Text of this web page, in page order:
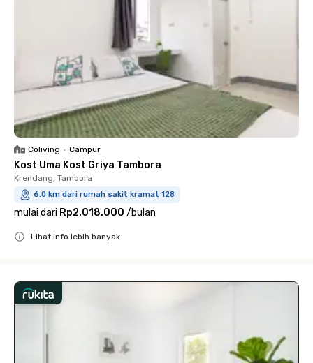
Coliving • Campur
Kost Uma Kost Griya Tambora
Krendang, Tambora
6.0 km dari rumah sakit kramat 128
mulai dari Rp2.018.000 /bulan
Lihat info lebih banyak